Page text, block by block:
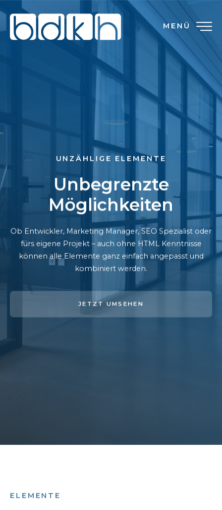
MENÜ
UNZÄHLIGE ELEMENTE
Unbegrenzte
Möglichkeiten
Ob Entwickler, Marketing Manager, SEO Spezialist oder
fürs eigene Projekt – auch ohne HTML Kenntnisse
können alle Elemente ganz einfach angepasst und
kombiniert werden.
JETZT UMSEHEN
ELEMENTE